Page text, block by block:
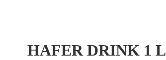
HAFER DRINK 1 L